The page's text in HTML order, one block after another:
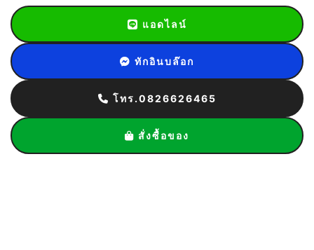
แอดไลน์
ทักอินบล๊อก
โทร.0826626465
สั่งซื้อของ